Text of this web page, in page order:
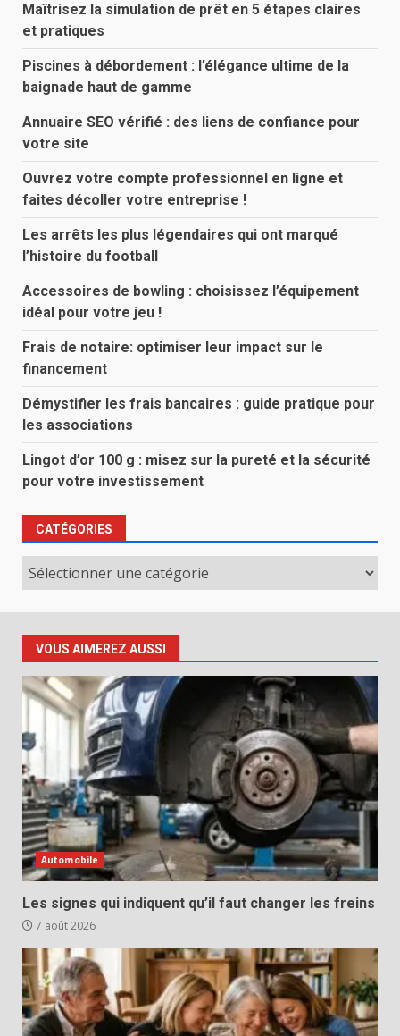
Maîtrisez la simulation de prêt en 5 étapes claires
et pratiques
Piscines à débordement : l’élégance ultime de la
baignade haut de gamme
Annuaire SEO vérifié : des liens de confiance pour
votre site
Ouvrez votre compte professionnel en ligne et
faites décoller votre entreprise !
Les arrêts les plus légendaires qui ont marqué
l’histoire du football
Accessoires de bowling : choisissez l’équipement
idéal pour votre jeu !
Frais de notaire: optimiser leur impact sur le
financement
Démystifier les frais bancaires : guide pratique pour
les associations
Lingot d’or 100 g : misez sur la pureté et la sécurité
pour votre investissement
CATÉGORIES
Catégories
VOUS AIMEREZ AUSSI
Automobile
Les signes qui indiquent qu’il faut changer les freins
7 août 2026